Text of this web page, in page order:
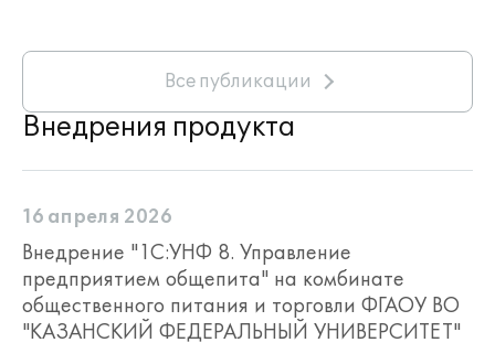
Все публикации
Внедрения продукта
16 апреля 2026
Внедрение "1С:УНФ 8. Управление
предприятием общепита" на комбинате
общественного питания и торговли ФГАОУ ВО
"КАЗАНСКИЙ ФЕДЕРАЛЬНЫЙ УНИВЕРСИТЕТ"